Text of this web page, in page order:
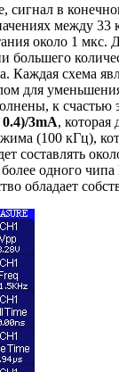
в
между
около 1
Каждая схема
для
к счастью
3mA,
(100 кГц),
составлять
одного
обладает